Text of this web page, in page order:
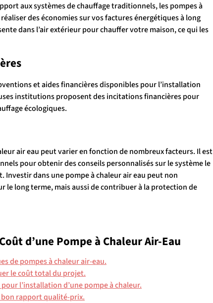
aux systèmes de chauffage traditionnels, les pompes à
des économies sur vos factures énergétiques à long
dans l’air extérieur pour chauffer votre maison, ce qui les
et aides financières disponibles pour l’installation
institutions proposent des incitations financières pour
écologiques.
air eau peut varier en fonction de nombreux facteurs. Il est
pour obtenir des conseils personnalisés sur le système le
Investir dans une pompe à chaleur air eau peut non
le long terme, mais aussi de contribuer à la protection de
d’une Pompe à Chaleur Air-Eau
de pompes à chaleur air-eau.
le coût total du projet.
l’installation d’une pompe à chaleur.
bon rapport qualité-prix.